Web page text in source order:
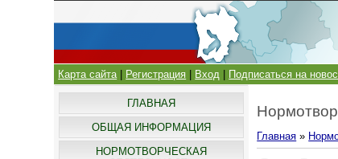
Карта сайта| Регистрация Вход Подписаться на
ГЛАВНАЯ
ОБЩАЯ ИНФОРМАЦИЯ
НОРМОТВОРЧЕСКАЯ
Главная »